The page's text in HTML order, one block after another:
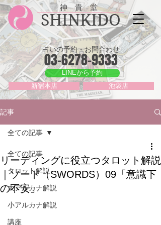
神 貴 堂
SHINKIDO
占いの予約・お問合わせ
03-6278-9333
LINEから予約
新宿本店 池袋店
記事
全ての記事
タロット解説
大アルカナ解説
小アルカナ解説
講座
全ての記事
リーディングに役立つタロット解説
｜ソード（SWORDS）09「意識下
の不安」